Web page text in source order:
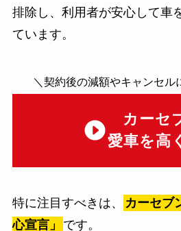
排除し、利用者が安心して車
ています。
＼契約後の減額やキャンセル
カーセ
愛車を高
特に注目すべきは、
カーセブ
心宣言」
です。